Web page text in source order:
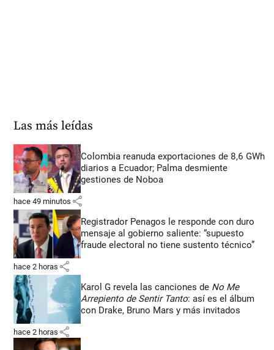
Las más leídas
Colombia reanuda exportaciones de 8,6 GWh
diarios a Ecuador; Palma desmiente
gestiones de Noboa
hace 49 minutos share
Registrador Penagos le responde con duro
mensaje al gobierno saliente: “supuesto
fraude electoral no tiene sustento técnico”
hace 2 horas share
Karol G revela las canciones de No Me
Arrepiento de Sentir Tanto: así es el álbum
con Drake, Bruno Mars y más invitados
hace 2 horas share